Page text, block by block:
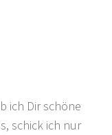
ich Dir schöne
schick ich nur